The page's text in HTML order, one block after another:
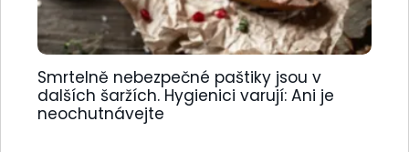
Smrtelně nebezpečné paštiky jsou v
dalších šaržích. Hygienici varují: Ani je
neochutnávejte